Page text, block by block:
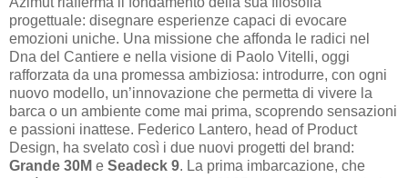
progettuale: disegnare esperienze capaci di evocare
emozioni uniche. Una missione che affonda le radici nel
Dna del Cantiere e nella visione di Paolo Vitelli, oggi
rafforzata da una promessa ambiziosa: introdurre, con ogni
nuovo modello, un’innovazione che permetta di vivere la
barca o un ambiente come mai prima, scoprendo sensazioni
e passioni inattese. Federico Lantero, head of Product
Design, ha svelato così i due nuovi progetti del brand:
Grande 30M e Seadeck 9. La prima imbarcazione, che